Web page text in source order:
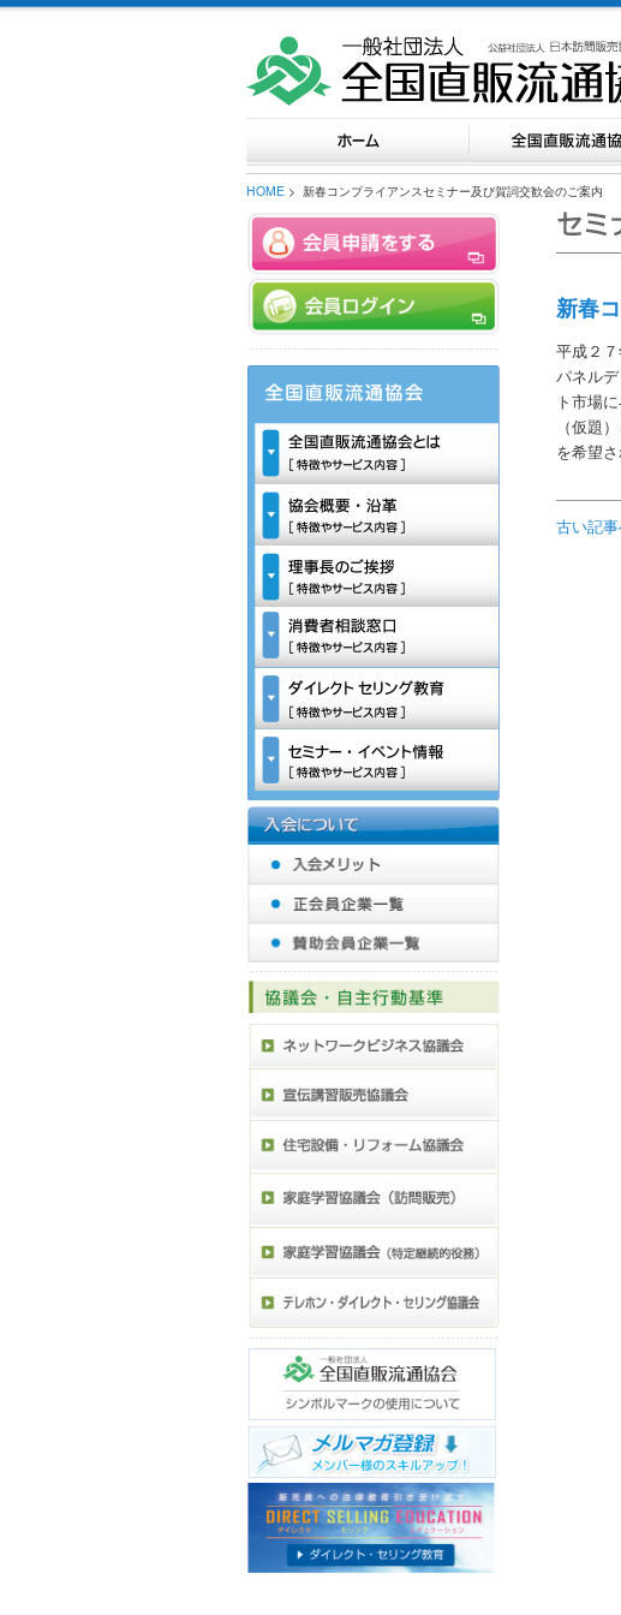
HOME> 新春コンプライアンスセミナー及び賀詞交歓会のご案内
新春
平成２
パネル
ト市場
（仮題
を希望
古い記